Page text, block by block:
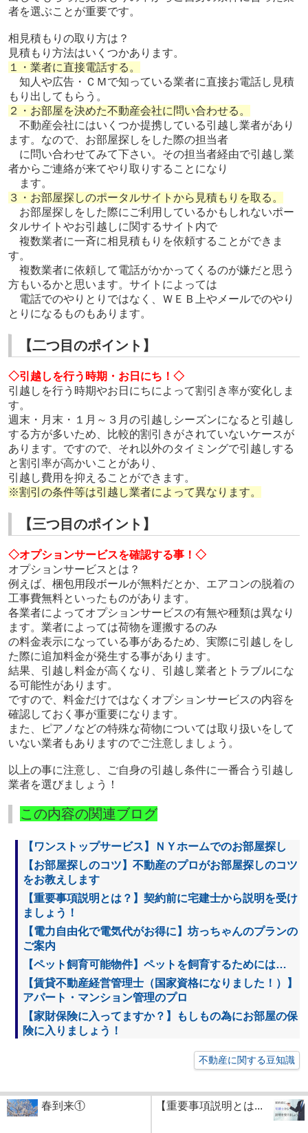
者を選ぶことが重要です。
相見積もりの取り方は？
見積もり方法はいくつかあります。
１・業者に直接電話する。
知人や広告・ＣＭで知っている業者に直接お電話し見積
もり出してもらう。
２・お部屋を決めた不動産会社に問い合わせる。
不動産会社にはいくつか提携している引越し業者があり
ます。なので、お部屋探しをした際の担当者
に問い合わせてみて下さい。その担当者経由で引越し業
者からご連絡が来てやり取りすることになり
ます。
３・お部屋探しのポータルサイトから見積もりを取る。
お部屋探しをした際にご利用しているかもしれないポー
タルサイトやお引越しに関するサイト内で
複数業者に一斉に相見積もりを依頼することができま
す。
複数業者に依頼して電話がかかってくるのが嫌だと思う
方もいるかと思います。サイトによっては
電話でのやりとりではなく、ＷＥＢ上やメールでのやり
とりになるものもあります。
【二つ目のポイント】
◇引越しを行う時期・お日にち！◇
引越しを行う時期やお日にちによって割引き率が変化しま
す。
週末・月末・１月～３月の引越しシーズンになると引越し
する方が多いため、比較的割引きがされていないケースが
あります。ですので、それ以外のタイミングで引越しする
と割引率が高かいことがあり、
引越し費用を抑えることができます。
※割引の条件等は引越し業者によって異なります。
【三つ目のポイント】
◇オプションサービスを確認する事！◇
オプションサービスとは？
例えば、梱包用段ボールが無料だとか、エアコンの脱着の
工事費無料といったものがあります。
各業者によってオプションサービスの有無や種類は異なり
ます。業者によっては荷物を運搬するのみ
の料金表示になっている事があるため、実際に引越しをし
た際に追加料金が発生する事があります。
結果、引越し料金が高くなり、引越し業者とトラブルにな
る可能性があります。
ですので、料金だけではなくオプションサービスの内容を
確認しておく事が重要になります。
また、ピアノなどの特殊な荷物については取り扱いをして
いない業者もありますのでご注意しましょう。
以上の事に注意し、ご自身の引越し条件に一番合う引越し
業者を選びましょう！
この内容の関連ブログ
【ワンストップサービス】ＮＹホームでのお部屋探し
【お部屋探しのコツ】不動産のプロがお部屋探しのコツ
をお教えします
【重要事項説明とは？】契約前に宅建士から説明を受け
ましょう！
【電力自由化で電気代がお得に】坊っちゃんのプランの
ご案内
【ペット飼育可能物件】ペットを飼育するためには…
【賃貸不動産経営管理士（国家資格になりました！）】
アパート・マンション管理のプロ
【家財保険に入ってますか？】もしもの為にお部屋の保
険に入りましょう！
不動産に関する豆知識
春到来① 【重要事項説明とは...